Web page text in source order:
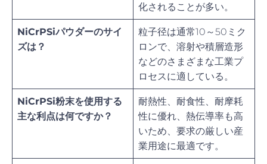
化されることが多い。
NiCrPSiパウダーのサイ
ズは？
粒子径は通常10～50ミク
ロンで、溶射や積層造形
などのさまざまな工業プ
ロセスに適している。
NiCrPSi粉末を使用する
主な利点は何ですか？
耐熱性、耐食性、耐摩耗
性に優れ、熱伝導率も高
いため、要求の厳しい産
業用途に最適です。